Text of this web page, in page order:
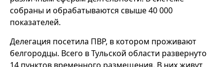
собраны и обрабатываются свыше 40 000
показателей.
Делегация посетила ПВР, в котором проживают
белгородцы. Всего в Тульской области развернуто